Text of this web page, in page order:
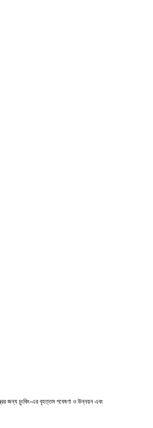
জন্য চুংকিং-এর বৃহত্তম গবেষণা ও উন্নয়ন এবং